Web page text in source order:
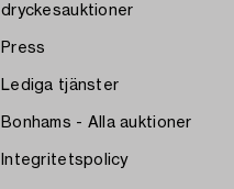
dryckesauktioner
Press
Lediga tjänster
Bonhams - Alla auktioner
Integritetspolicy